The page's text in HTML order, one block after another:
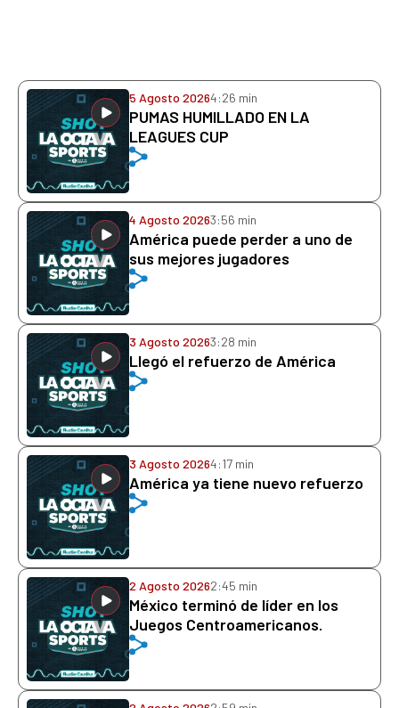
5 Agosto 20264:26 min
PUMAS HUMILLADO EN LA
LEAGUES CUP
4 Agosto 20263:56 min
América puede perder a uno de
sus mejores jugadores
3 Agosto 20263:28 min
Llegó el refuerzo de América
3 Agosto 20264:17 min
América ya tiene nuevo refuerzo
2 Agosto 20262:45 min
México terminó de líder en los
Juegos Centroamericanos.